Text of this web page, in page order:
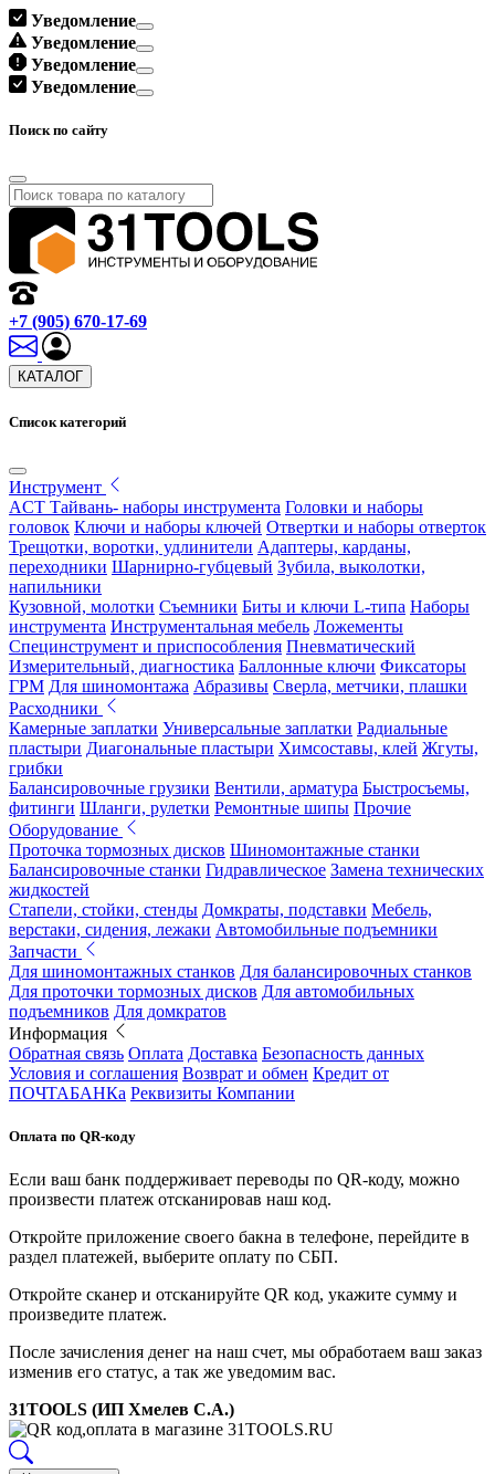
Уведомление
Уведомление
Уведомление
Уведомление
Поиск по сайту
+7 (905) 670-17-69
КАТАЛОГ
Список категорий
Инструмент
ACT Тайвань- наборы инструмента Головки и наборы
головок Ключи и наборы ключей Отвертки и наборы отверток
Трещотки, воротки, удлинители Адаптеры, карданы,
переходники Шарнирно-губцевый Зубила, выколотки,
напильники
Кузовной, молотки Съемники Биты и ключи L-типа Наборы
инструмента Инструментальная мебель Ложементы
Специнструмент и приспособления Пневматический
Измерительный, диагностика Баллонные ключи Фиксаторы
ГРМ Для шиномонтажа Абразивы Сверла, метчики, плашки
Расходники
Камерные заплатки Универсальные заплатки Радиальные
пластыри Диагональные пластыри Химсоставы, клей Жгуты,
грибки
Балансировочные грузики Вентили, арматура Быстросъемы,
фитинги Шланги, рулетки Ремонтные шипы Прочие
Оборудование
Проточка тормозных дисков Шиномонтажные станки
Балансировочные станки Гидравлическое Замена технических
жидкостей
Стапели, стойки, стенды Домкраты, подставки Мебель,
верстаки, сидения, лежаки Автомобильные подъемники
Запчасти
Для шиномонтажных станков Для балансировочных станков
Для проточки тормозных дисков Для автомобильных
подъемников Для домкратов
Информация
Обратная связь Оплата Доставка Безопасность данных
Условия и соглашения Возврат и обмен Кредит от
ПОЧТАБАНКа Реквизиты Компании
Оплата по QR-коду
Если ваш банк поддерживает переводы по QR-коду, можно
произвести платеж отсканировав наш код.
Откройте приложение своего бакна в телефоне, перейдите в
раздел платежей, выберите оплату по СБП.
Откройте сканер и отсканируйте QR код, укажите сумму и
произведите платеж.
После зачисления денег на наш счет, мы обработаем ваш заказ
изменив его статус, а так же уведомим вас.
31TOOLS (ИП Хмелев С.А.)